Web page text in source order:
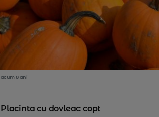
acum 8 ani
Placinta cu dovleac copt